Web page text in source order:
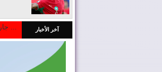
المغرب آخر الأخبار